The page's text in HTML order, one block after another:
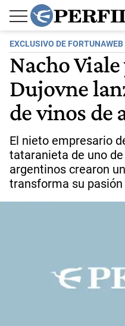
EXCLUSIVO DE FORTUNAWEB
Nacho
Dujovne
de vinos de
El nieto empresario
tataranieta de uno
argentinos crearon
transforma su pasión